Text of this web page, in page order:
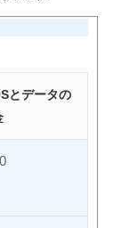
とデータの